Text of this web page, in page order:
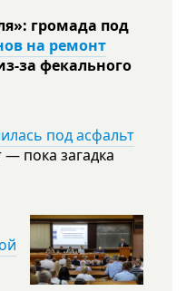
громада под
на ремонт
за фекального
под асфальт
— пока загадка